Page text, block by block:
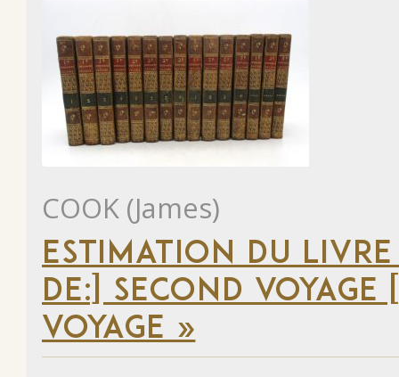
COOK (James)
ESTIMATION DU
DE:] SECOND
VOYAGE »